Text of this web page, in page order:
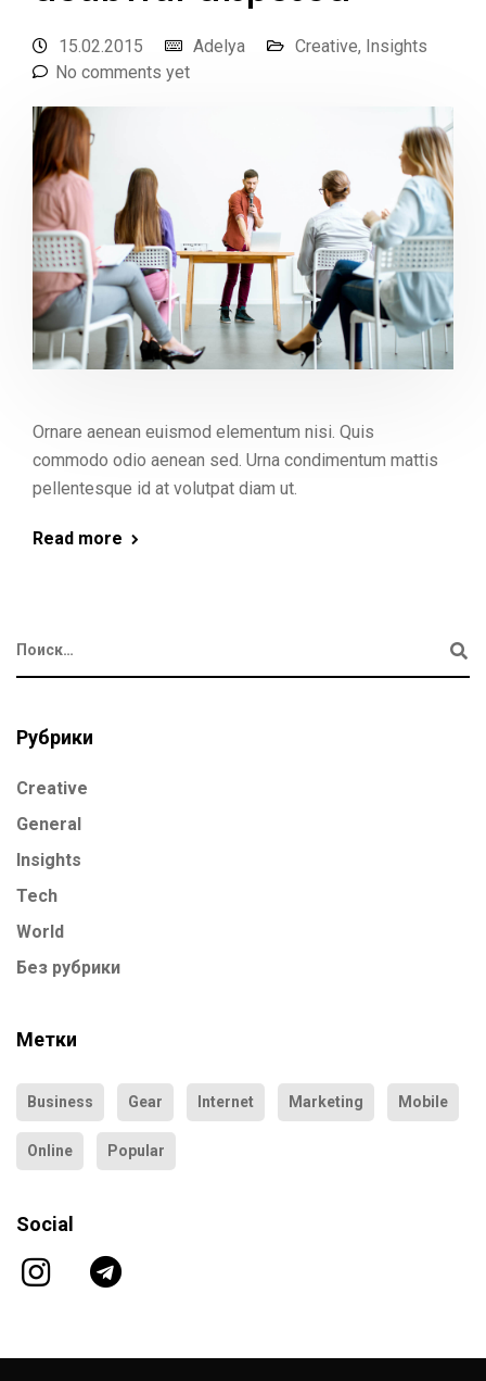
15.02.2015 Adelya Creative, Insights
No comments yet
Ornare aenean euismod elementum nisi. Quis
commodo odio aenean sed. Urna condimentum mattis
pellentesque id at volutpat diam ut.
Read more
Рубрики
Creative
General
Insights
Tech
World
Без рубрики
Метки
Business Gear Internet Marketing Mobile
Online Popular
Social